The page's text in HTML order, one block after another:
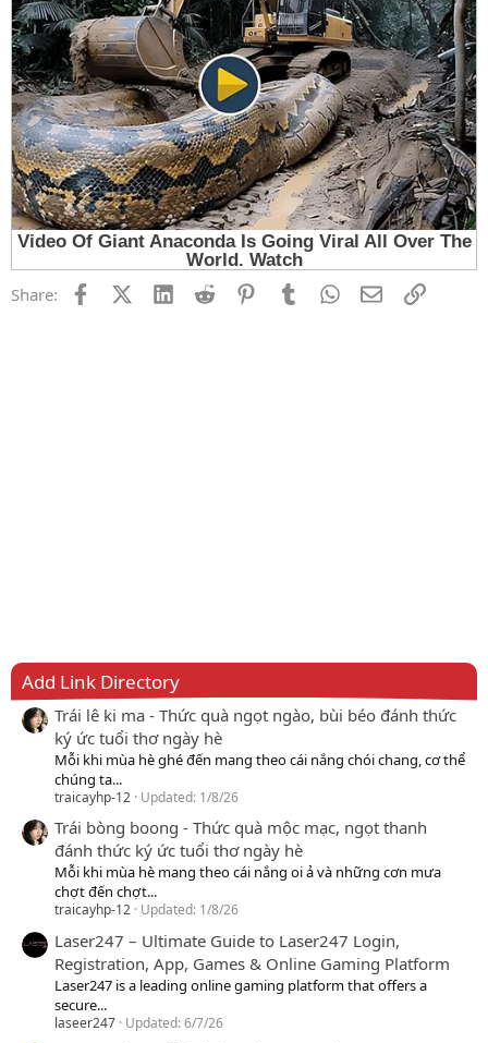
Share: FacebookX (Twitter)
LinkedInReddit PinterestTumblrWhatsApp
EmailLink
Add Link Directory
Trái lê ki ma - Thức quà ngọt ngào, bùi béo đánh thức
ký ức tuổi thơ ngày hè
Mỗi khi mùa hè ghé đến mang theo cái nắng chói chang, cơ thể
chúng ta...
traicayhp-12 Updated: 1/8/26
Trái bòng boong - Thức quà mộc mạc, ngọt thanh
đánh thức ký ức tuổi thơ ngày hè
Mỗi khi mùa hè mang theo cái nắng oi ả và những cơn mưa
chợt đến chợt...
traicayhp-12 Updated: 1/8/26
Laser247 – Ultimate Guide to Laser247 Login,
Registration, App, Games & Online Gaming Platform
Laser247 is a leading online gaming platform that offers a
secure...
laseer247 Updated:6/7/26